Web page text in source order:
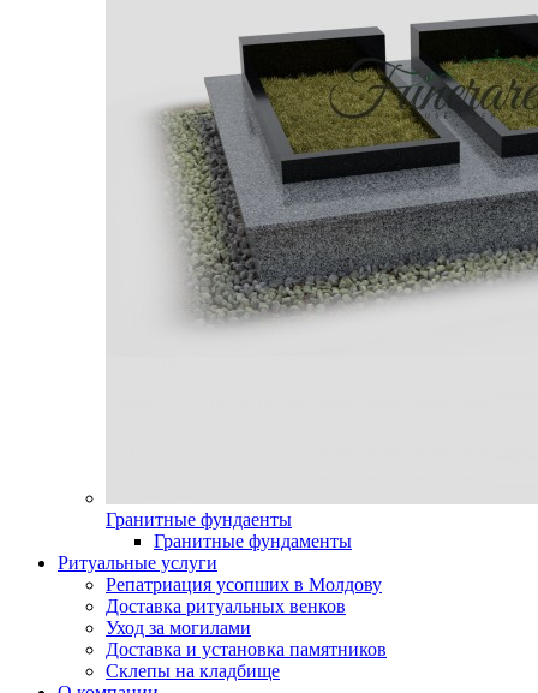
Гранитные фундаенты
Гранитные фундаменты
Ритуальные услуги
Репатриация усопших в Молдову
Доставка ритуальных венков
Уход за могилами
Доставка и установка памятников
Склепы на кладбище